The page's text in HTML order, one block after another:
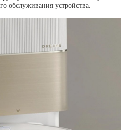
обслуживания устройства.